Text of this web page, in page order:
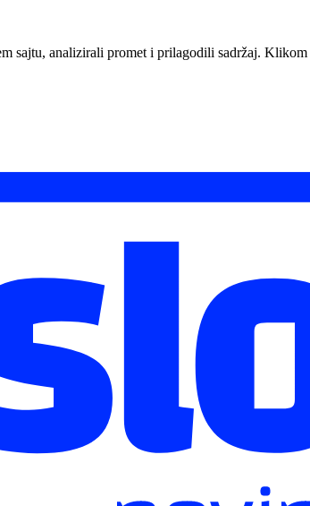
sajtu, analizirali promet i prilagodili sadržaj.